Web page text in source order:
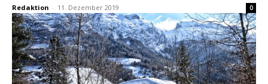
Redaktion - 11. Dezember 2019 0